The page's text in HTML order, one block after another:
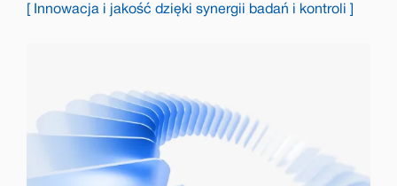
[ Innowacja i jakość dzięki synergii badań i kontroli ]